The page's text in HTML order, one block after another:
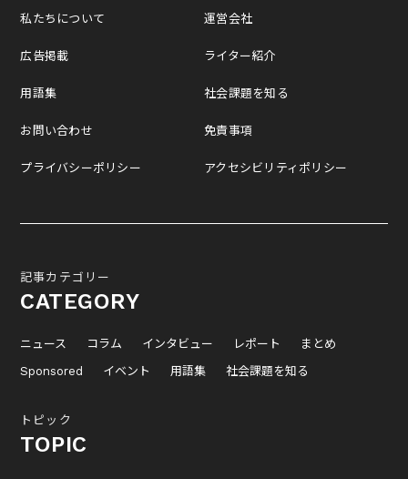
私たちについて
広告掲載
用語集
お問い合わせ
プライバシーポリシー
運営会社
ライター紹介
社会課題を知る
免責事項
アクセシビリティポリシー
記事カテゴリー
CATEGORY
ニュース コラム インタビュー レポート
まとめ
Sponsored
イベント 用語集 社会課題を知る
トピック
TOPIC